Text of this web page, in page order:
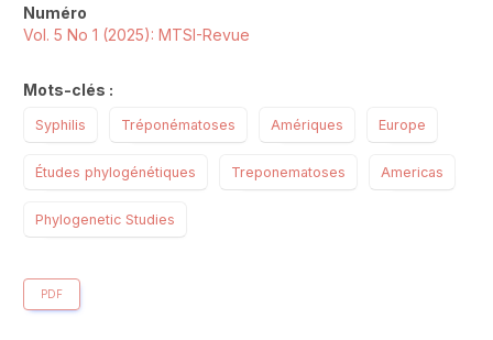
Numéro
Vol. 5 No 1 (2025): MTSI-Revue
Mots-clés :
Syphilis Tréponématoses Amériques Europe
Études phylogénétiques Treponematoses Americas
Phylogenetic Studies
PDF